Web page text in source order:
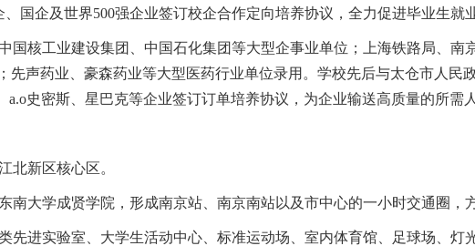
、国企及世界500强企业签订校企合作定向培养协议，全力促进毕业生就业
国核工业建设集团、中国石化集团等大型企事业单位；上海铁路局、南
声药业、豪森药业等大型医药行业单位录用。学校先后与太仓市人民
a.o史密斯、星巴克等企业签订订单培养协议，为企业输送高质量的所需人
新区核心区。
大学成贤学院，形成南京站、南京南站以及市中心的一小时交通圈，
先进实验室、大学生活动中心、标准运动场、室内体育馆、足球场、灯